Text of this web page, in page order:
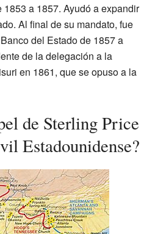
a 1857. Ayudó a expandir
Al final de su mandato, fue
del Estado de 1857 a
de la delegación a la
en 1861, que se opuso a la
de Sterling Price
Estadounidense?